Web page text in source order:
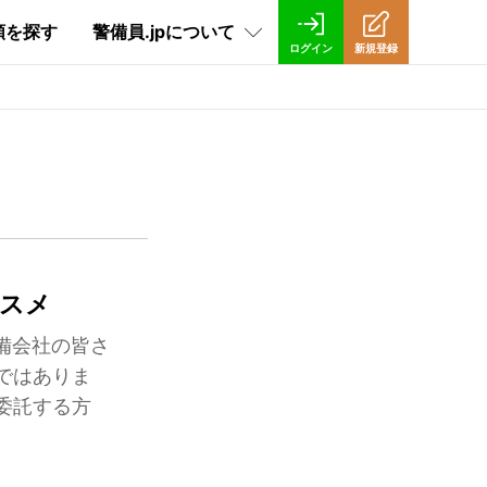
を探す 警備員.jpについて
利用者インタビュー
お問い合わせ
ログイン 新規登録
メ
会社の皆さ
はありま
託する方